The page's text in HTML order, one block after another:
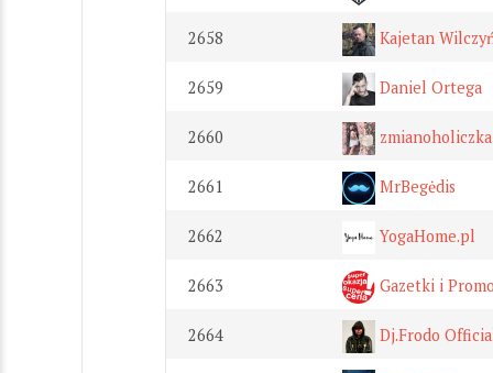
2658 Kajetan
2659 Daniel Ortega
2660 zmianoholiczka
2661 MrBegėdis
2662 YogaHome.pl
2663 Gazetki i
2664 Dj.Frodo